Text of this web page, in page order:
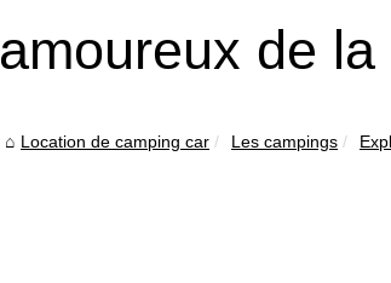
amoureux de la
Location de camping car Les campings